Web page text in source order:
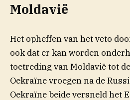
Moldavië
Het opheffen van het veto
ook dat er kan worden
toetreding van Moldavië tot
Oekraïne vroegen na de
Oekraïne beide versneld het